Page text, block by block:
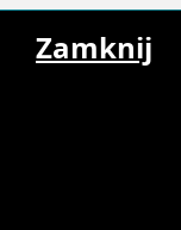
Zamknij